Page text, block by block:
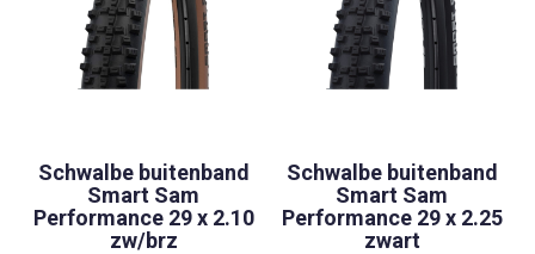
Schwalbe buitenband
Smart Sam
Performance 29 x 2.10
zw/brz
Schwalbe buitenband
Smart Sam
Performance 29 x 2.25
zwart